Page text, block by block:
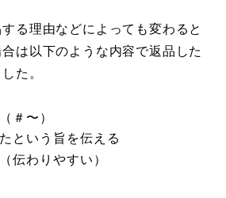
る理由などによっても変わると
は以下のような内容で返品した
た。
＃〜）
という旨を伝える
伝わりやすい）